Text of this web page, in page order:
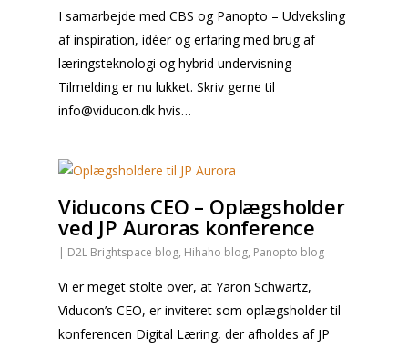
I samarbejde med CBS og Panopto – Udveksling
af inspiration, idéer og erfaring med brug af
læringsteknologi og hybrid undervisning
Tilmelding er nu lukket. Skriv gerne til
info@viducon.dk hvis…
Viducons CEO – Oplægsholder
ved JP Auroras konference
| D2L Brightspace blog, Hihaho blog, Panopto blog
Vi er meget stolte over, at Yaron Schwartz,
Viducon’s CEO, er inviteret som oplægsholder til
konferencen Digital Læring, der afholdes af JP